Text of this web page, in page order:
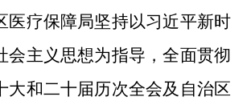
医疗保障局坚持以习近平新时
会主义思想为指导，全面贯彻
大和二十届历次全会及自治区